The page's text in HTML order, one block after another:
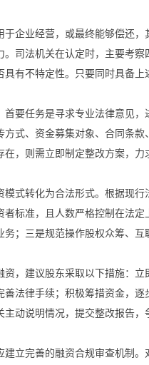
企业经营，或最终能够偿还
司法机关在认定时，主要考
有不特定性。只要同时具备上
要任务是寻求专业法律意见
式、资金募集对象、合同条
，则需立即制定整改方案，力
式转化为合法形式。根据现
标准，且人数严格控制在法
；三是规范操作股权众筹、
，建议股东采取以下措施：
法律手续；积极筹措资金，
动说明情况，提交整改报告，
立完善的融资合规审查机制